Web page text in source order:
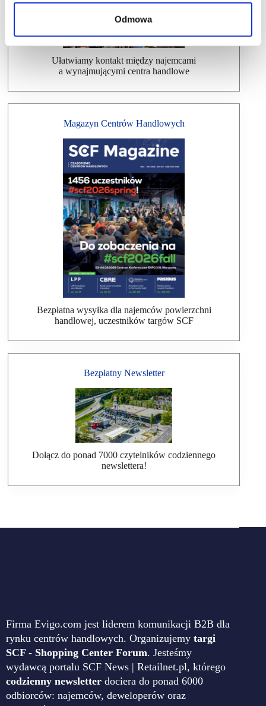
Odmowa
Ułatwiamy kontakt między najemcami
a wynajmującymi centra handlowe
Magazyn Centrów Handlowych
Bezpłatna wysyłka dla najemców powierzchni
handlowej, uczestników targów SCF
Bezpłatny Newsletter
Dołącz do ponad 7000 czytelników codziennego
newslettera!
Firma Evigo.com jest liderem komunikacji B2B dla
rynku centrów handlowych. Organizujemy targi
SCF - Shopping Center Forum. Jesteśmy
wydawcą portalu SCF News | Retailnet.pl, którego
codzienny newsletter dociera do ponad 6000
odbiorców: najemców, deweloperów oraz